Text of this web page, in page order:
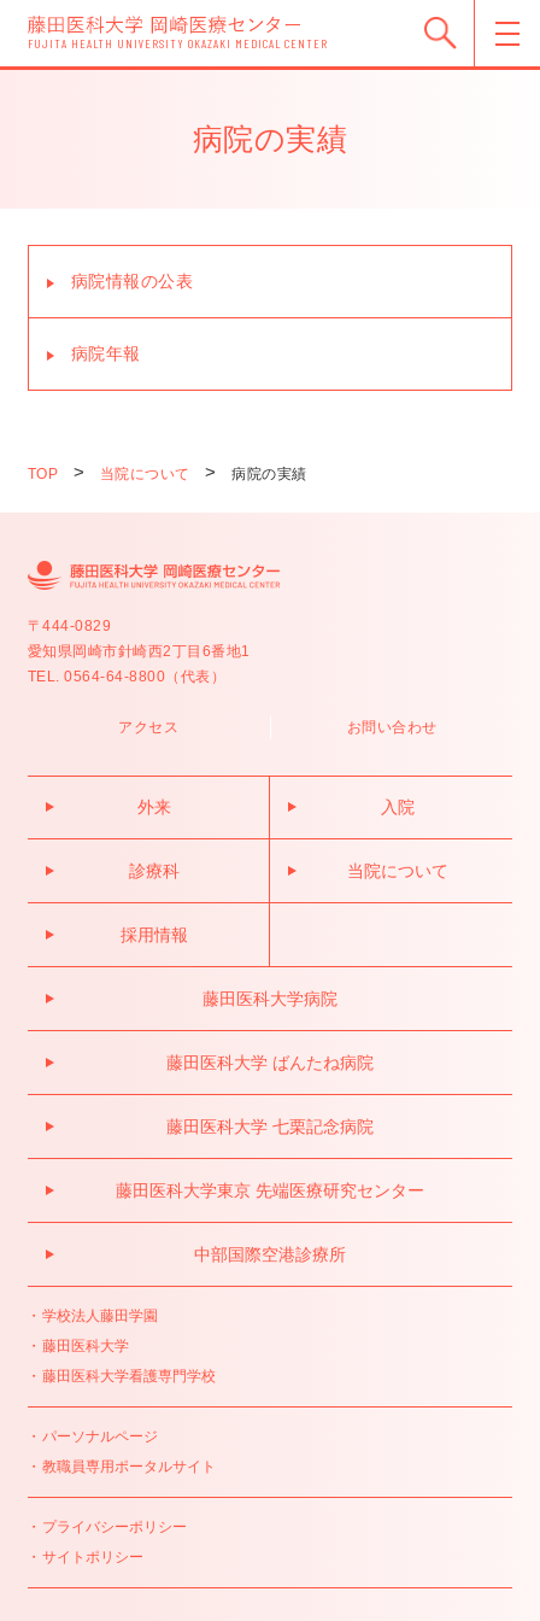
FUJITA HEALTH UNIVERSITY OKAZAKI MEDICAL CENTER
病院の実績
病院情報の公表
病院年報
TOP 当院について 病院の実績
〒444-0829
愛知県岡崎市針崎西2丁目6番地1
TEL. 0564-64-8800（代表）
アクセス お問い合わせ
外来 入院
診療科 当院について
採用情報
藤田医科大学病院
藤田医科大学 ばんたね病院
藤田医科大学 七栗記念病院
藤田医科大学東京 先端医療研究センター
中部国際空港診療所
学校法人藤田学園
藤田医科大学
藤田医科大学看護専門学校
パーソナルページ
教職員専用ポータルサイト
プライバシーポリシー
サイトポリシー